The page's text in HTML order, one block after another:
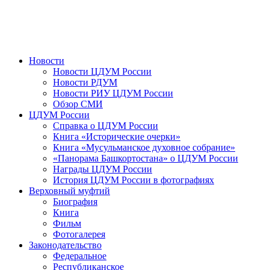
Новости
Новости ЦДУМ России
Новости РДУМ
Новости РИУ ЦДУМ России
Обзор СМИ
ЦДУМ России
Справка о ЦДУМ России
Книга «Исторические очерки»
Книга «Мусульманское духовное собрание»
«Панорама Башкортостана» о ЦДУМ России
Награды ЦДУМ России
История ЦДУМ России в фотографиях
Верховный муфтий
Биография
Книга
Фильм
Фотогалерея
Законодательство
Федеральное
Республиканское